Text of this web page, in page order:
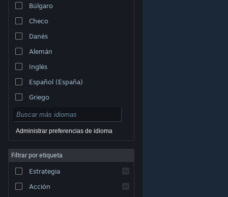
© Valve Corporation. Todos los derechos reservados.
Todas las marcas registradas pertenecen a sus
de Privacidad|Información legal
Acuerdo de Suscriptor a Steam
Cookies
Búlgaro
Checo
Danés
Alemán
Inglés
Español (España)
Griego
Administrar preferencias de idioma
Filtrar por etiqueta
Estrategia
Acción